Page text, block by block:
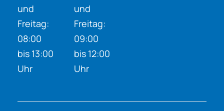
und
Freitag:
08:00
bis 13:00
Uhr
und
Freitag:
09:00
bis 12:00
Uhr